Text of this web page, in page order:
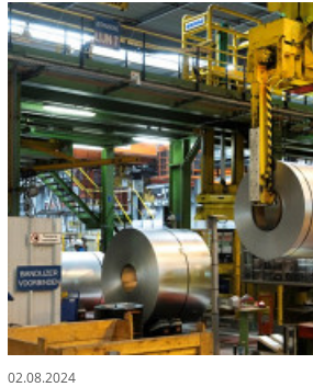
02.08.2024